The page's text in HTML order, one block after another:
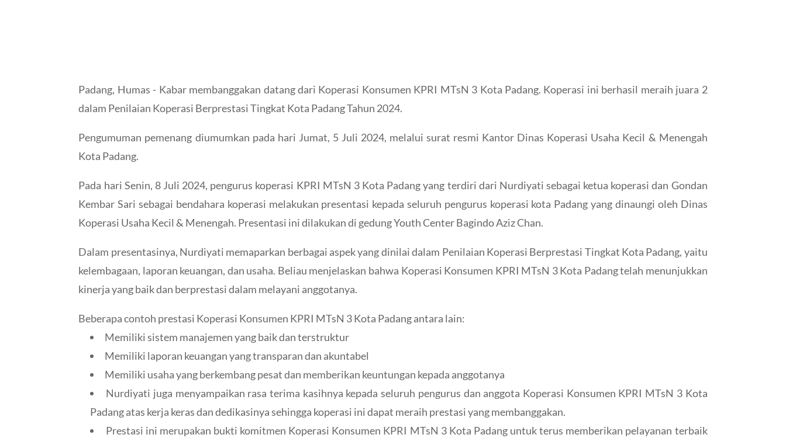
Padang, Humas - Kabar membanggakan datang dari Koperasi Konsumen KPRI MTsN 3 Kota Padang. Koperasi ini berhasil meraih juara 2
dalam Penilaian Koperasi Berprestasi Tingkat Kota Padang Tahun 2024.
Pengumuman pemenang diumumkan pada hari Jumat, 5 Juli 2024, melalui surat resmi Kantor Dinas Koperasi Usaha Kecil & Menengah
Kota Padang.
Pada hari Senin, 8 Juli 2024, pengurus koperasi KPRI MTsN 3 Kota Padang yang terdiri dari Nurdiyati sebagai ketua koperasi dan Gondan
Kembar Sari sebagai bendahara koperasi melakukan presentasi kepada seluruh pengurus koperasi kota Padang yang dinaungi oleh Dinas
Koperasi Usaha Kecil & Menengah. Presentasi ini dilakukan di gedung Youth Center Bagindo Aziz Chan.
Dalam presentasinya, Nurdiyati memaparkan berbagai aspek yang dinilai dalam Penilaian Koperasi Berprestasi Tingkat Kota Padang, yaitu
kelembagaan, laporan keuangan, dan usaha. Beliau menjelaskan bahwa Koperasi Konsumen KPRI MTsN 3 Kota Padang telah menunjukkan
kinerja yang baik dan berprestasi dalam melayani anggotanya.
Beberapa contoh prestasi Koperasi Konsumen KPRI MTsN 3 Kota Padang antara lain:
Memiliki sistem manajemen yang baik dan terstruktur
Memiliki laporan keuangan yang transparan dan akuntabel
Memiliki usaha yang berkembang pesat dan memberikan keuntungan kepada anggotanya
Nurdiyati juga menyampaikan rasa terima kasihnya kepada seluruh pengurus dan anggota Koperasi Konsumen KPRI MTsN 3 Kota
Padang atas kerja keras dan dedikasinya sehingga koperasi ini dapat meraih prestasi yang membanggakan.
Prestasi ini merupakan bukti komitmen Koperasi Konsumen KPRI MTsN 3 Kota Padang untuk terus memberikan pelayanan terbaik